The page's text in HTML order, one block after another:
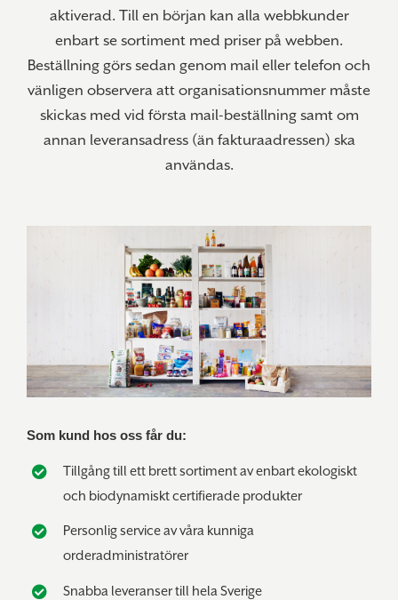
aktiverad. Till en början kan alla webbkunder
enbart se sortiment med priser på webben.
Beställning görs sedan genom mail eller telefon och
vänligen observera att organisationsnummer måste
skickas med vid första mail-beställning samt om
annan leveransadress (än fakturaadressen) ska
användas.
Som kund hos oss får du:
Tillgång till ett brett sortiment av enbart ekologiskt
och biodynamiskt certifierade produkter
Personlig service av våra kunniga
orderadministratörer
Snabba leveranser till hela Sverige